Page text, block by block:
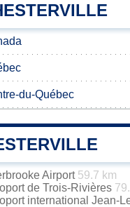
du-Québec
Airport 59.7 km
de Trois-Rivières
international Jean-